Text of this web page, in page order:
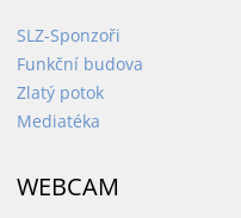
SLZ-Sponzoři
Funkční budova
Zlatý potok
Mediatéka
WEBCAM